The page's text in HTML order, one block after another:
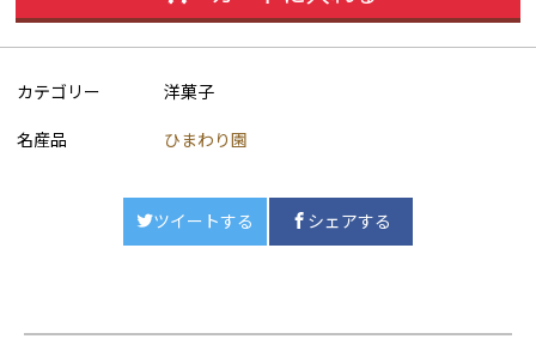
カテゴリー 洋菓子
名産品 ひまわり園
ツイートする シェアする